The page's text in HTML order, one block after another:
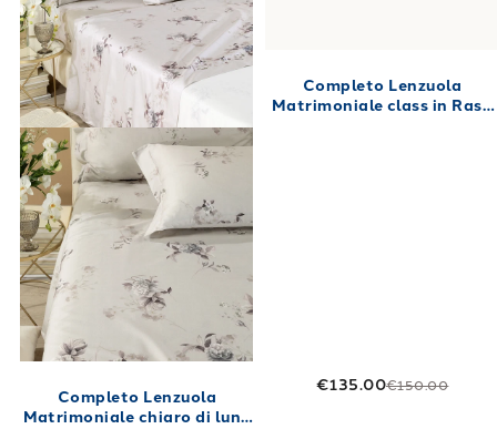
Completo Lenzuola
Matrimoniale chiaro di luna
Completo Lenzuola
Matrimoniale class in Raso
€135.00€150.00